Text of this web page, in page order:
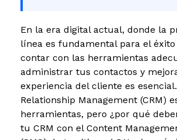
En la era digital actual, donde la
línea es fundamental para el
contar con las herramientas
administrar tus contactos y
experiencia del cliente es
Relationship Management (CRM)
herramientas, pero ¿por qué
tu CRM con el Content